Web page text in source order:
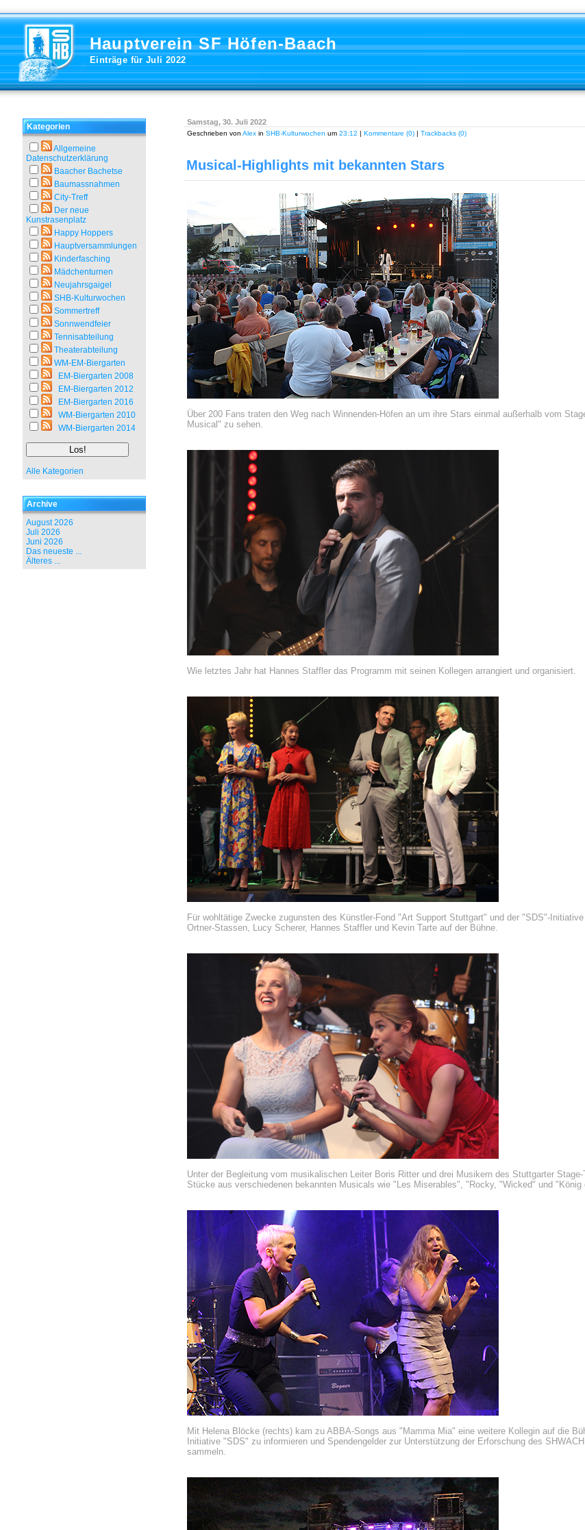
Hauptverein SF Höfen-Baach
Einträge für Juli 2022
Kategorien
Allgemeine
Datenschutzerklärung
Baacher Bachetse
Baumassnahmen
City-Treff
Der neue
Kunstrasenplatz
Happy Hoppers
Hauptversammlungen
Kinderfasching
Mädchenturnen
Neujahrsgaigel
SHB-Kulturwochen
Sommertreff
Sonnwendfeier
Tennisabteilung
Theaterabteilung
WM-EM-Biergarten
EM-Biergarten 2008
EM-Biergarten 2012
EM-Biergarten 2016
WM-Biergarten 2010
WM-Biergarten 2014
Alle Kategorien
Archive
August 2026
Juli 2026
Juni 2026
Das neueste ...
Älteres ...
Samstag, 30. Juli 2022
Geschrieben von Alex in SHB-Kulturwochen um 23:12 | Kommentare (0) | Trackbacks (0)
Musical-Highlights mit bekannten Stars
Über 200 Fans traten den Weg nach Winnenden-Höfen an um ihre Stars einmal außerhalb vom
Musical" zu sehen.
Wie letztes Jahr hat Hannes Staffler das Programm mit seinen Kollegen arrangiert und organisiert.
Für wohltätige Zwecke zugunsten des Künstler-Fond "Art Support Stuttgart" und der "SDS"-
Ortner-Stassen, Lucy Scherer, Hannes Staffler und Kevin Tarte auf der Bühne.
Unter der Begleitung vom musikalischen Leiter Boris Ritter und drei Musikern des Stuttgarter
Stücke aus verschiedenen bekannten Musicals wie "Les Miserables", "Rocky, "Wicked" und "König
Mit Helena Blöcke (rechts) kam zu ABBA-Songs aus "Mamma Mia" eine weitere Kollegin auf die
Initiative "SDS" zu informieren und Spendengelder zur Unterstützung der Erforschung des
sammeln.